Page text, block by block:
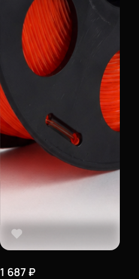
1 687 ₽